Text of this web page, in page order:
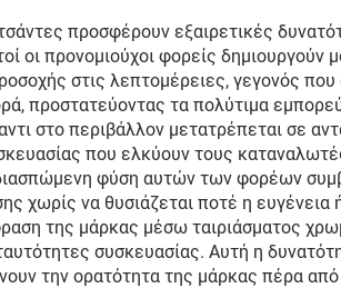
με
Δώρο, Χαρτίνη
Πολυτελής
Χαρτίνες
Ψώνισμα
προσφέρουν εξαιρετικές
οι προνομιούχοι φορείς
στις λεπτομέρειες, γεγονός
προστατεύοντας τα πολύτιμα
στο περιβάλλον μετατρέπεται σε
που ελκύουν τους
φύση αυτών των φορέων
χωρίς να θυσιάζεται ποτέ η
της μάρκας μέσω ταιριάσματος
συσκευασίας. Αυτή η
την ορατότητα της μάρκας πέρα